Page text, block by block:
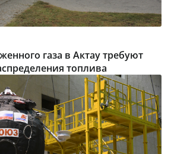
газа в Актау требуют
топлива